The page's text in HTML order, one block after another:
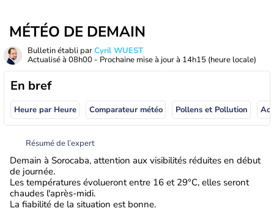
MÉTÉO DE DEMAIN
Bulletin établi parCyril WUEST
Actualisé à 08h00 - Prochaine mise à jour à 14h15 (heure locale)
En bref
Heure par Heure Comparateur météo Pollens et Pollution
Résumé de l’expert
Demain à Sorocaba, attention aux visibilités réduites en début
de journée.
Les températures évolueront entre 16 et 29°C, elles seront
chaudes l'après-midi.
La fiabilité de la situation est bonne.